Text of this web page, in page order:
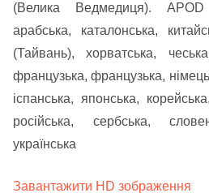
(Велика Ведмедиця).
арабська, каталонська,
(Тайвань), хорватська,
французька, французька,
іспанська, японська,
російська, сербська,
українська
Завантажити HD зображення